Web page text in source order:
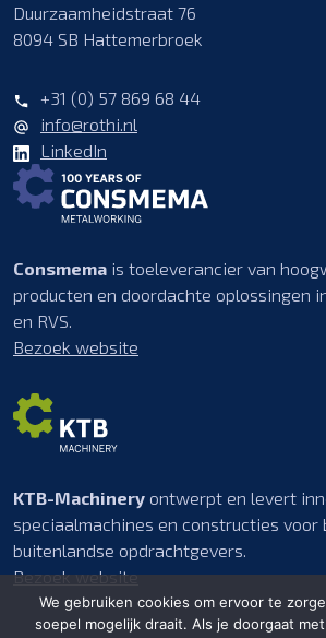
Duurzaamheidstraat 76
8094 SB Hattemerbroek
+31 (0) 57 869 68 44
info@rothi.nl
LinkedIn
Consmema is toeleverancier van
producten en doordachte oplossingen
en RVS.
Bezoek website
KTB-Machinery ontwerpt en levert
speciaalmachines en constructies voor
buitenlandse opdrachtgevers.
Bezoek website
We gebruiken cookies om ervoor te
soepel mogelijk draait. Als je doorgaat